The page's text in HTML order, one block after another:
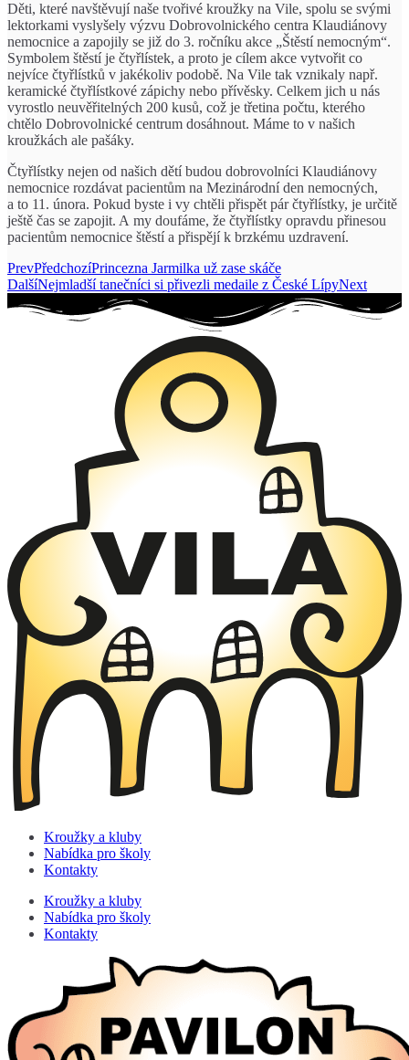
Děti, které navštěvují naše tvořivé kroužky na Vile, spolu se svými
lektorkami vyslyšely výzvu Dobrovolnického centra Klaudiánovy
nemocnice a zapojily se již do 3. ročníku akce „Štěstí nemocným“.
Symbolem štěstí je čtyřlístek, a proto je cílem akce vytvořit co
nejvíce čtyřlístků v jakékoliv podobě. Na Vile tak vznikaly např.
keramické čtyřlístkové zápichy nebo přívěsky. Celkem jich u nás
vyrostlo neuvěřitelných 200 kusů, což je třetina počtu, kterého
chtělo Dobrovolnické centrum dosáhnout. Máme to v našich
kroužkách ale pašáky.
Čtyřlístky nejen od našich dětí budou dobrovolníci Klaudiánovy
nemocnice rozdávat pacientům na Mezinárodní den nemocných,
a to 11. února. Pokud byste i vy chtěli přispět pár čtyřlístky, je určitě
ještě čas se zapojit. A my doufáme, že čtyřlístky opravdu přinesou
pacientům nemocnice štěstí a přispějí k brzkému uzdravení.
PrevPředchozíPrincezna Jarmilka už zase skáče
DalšíNejmladší tanečníci si přivezli medaile z České LípyNext
Kroužky a kluby
Nabídka pro školy
Kontakty
Kroužky a kluby
Nabídka pro školy
Kontakty